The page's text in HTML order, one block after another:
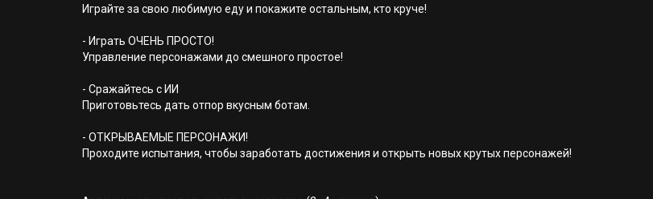
Играйте за свою любимую еду и покажите остальным, кто круче!
- Играть ОЧЕНЬ ПРОСТО!
Управление персонажами до смешного простое!
- Сражайтесь с ИИ
Приготовьтесь дать отпор вкусным ботам.
- ОТКРЫВАЕМЫЕ ПЕРСОНАЖИ!
Проходите испытания, чтобы заработать достижения и открыть новых крутых персонажей!